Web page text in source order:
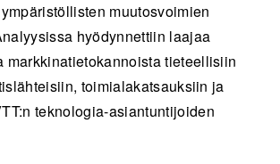
muutosvoimien
hyödynnettiin laajaa
markkinatietokannoista tieteellisiin
toimialakatsauksiin ja
teknologia-asiantuntijoiden